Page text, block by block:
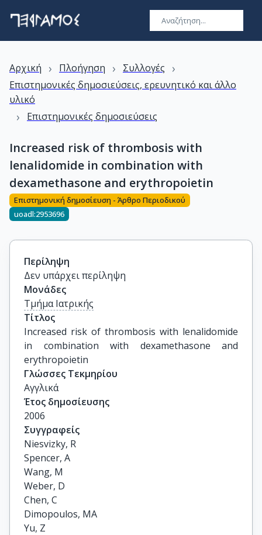
Αρχική › Πλοήγηση › Συλλογές ›
Επιστημονικές δημοσιεύσεις, ερευνητικό και άλλο
υλικό
› Επιστημονικές δημοσιεύσεις
Increased risk of thrombosis with
lenalidomide in combination with
dexamethasone and erythropoietin
Επιστημονική δημοσίευση - Άρθρο Περιοδικού
uoadl:2953696
Περίληψη
Δεν υπάρχει περίληψη
Μονάδες
Τμήμα Ιατρικής
Τίτλος
Increased risk of thrombosis with lenalidomide
in combination with dexamethasone and
erythropoietin
Γλώσσες Τεκμηρίου
Αγγλικά
Έτος δημοσίευσης
2006
Συγγραφείς
Niesvizky, R
Spencer, A
Wang, M
Weber, D
Chen, C
Dimopoulos, MA
Yu, Z